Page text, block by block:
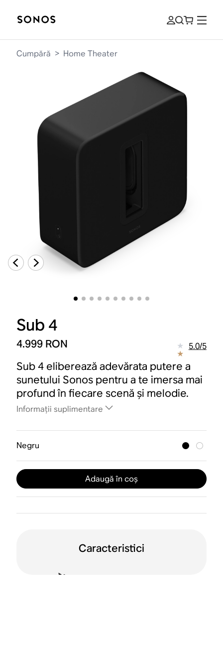
Cumpără > Home Theater
Sub 4
4.999 RON 5.0/5
Sub 4 eliberează adevărata putere a
sunetului Sonos pentru a te imersa mai
profund în fiecare scenă și melodie.
Informații suplimentare
Negru
Adaugă în coș
Caracteristici